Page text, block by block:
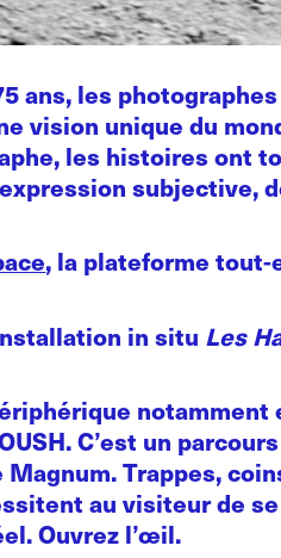
ans, les
vision unique du
les histoires ont
subjective,
, la plateforme tout-
in situ Les
notamment
C’est un
Trappes,
au visiteur de
Ouvrez l’œil.